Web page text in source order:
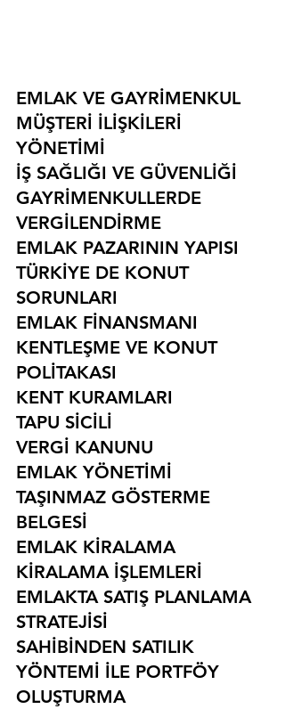
EMLAK VE GAYRİMENKUL
MÜŞTERİ İLİŞKİLERİ
YÖNETİMİ
İŞ SAĞLIĞI VE GÜVENLİĞİ
GAYRİMENKULLERDE
VERGİLENDİRME
EMLAK PAZARININ YAPISI
TÜRKİYE DE KONUT
SORUNLARI
EMLAK FİNANSMANI
KENTLEŞME VE KONUT
POLİTAKASI
KENT KURAMLARI
TAPU SİCİLİ
VERGİ KANUNU
EMLAK YÖNETİMİ
TAŞINMAZ GÖSTERME
BELGESİ
EMLAK KİRALAMA
KİRALAMA İŞLEMLERİ
EMLAKTA SATIŞ PLANLAMA
STRATEJİSİ
SAHİBİNDEN SATILIK
YÖNTEMİ İLE PORTFÖY
OLUŞTURMA